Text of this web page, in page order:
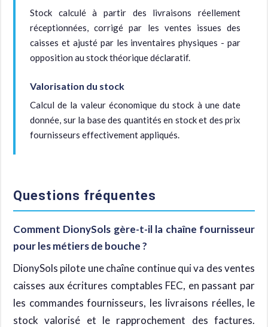
Stock calculé à partir des livraisons réellement
réceptionnées, corrigé par les ventes issues des
caisses et ajusté par les inventaires physiques - par
opposition au stock théorique déclaratif.
Valorisation du stock
Calcul de la valeur économique du stock à une date
donnée, sur la base des quantités en stock et des prix
fournisseurs effectivement appliqués.
Questions fréquentes
Comment DionySols gère-t-il la chaîne fournisseur
pour les métiers de bouche ?
DionySols pilote une chaîne continue qui va des ventes
caisses aux écritures comptables FEC, en passant par
les commandes fournisseurs, les livraisons réelles, le
stock valorisé et le rapprochement des factures.